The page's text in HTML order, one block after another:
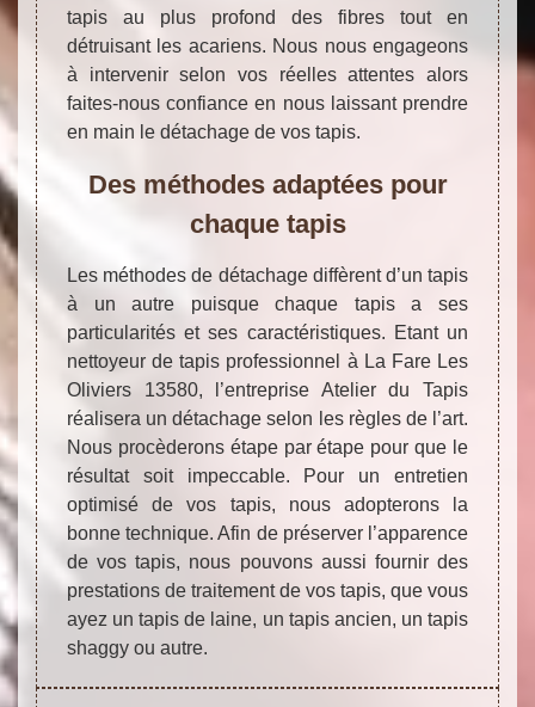
tapis au plus profond des fibres tout en
détruisant les acariens. Nous nous engageons
à intervenir selon vos réelles attentes alors
faites-nous confiance en nous laissant prendre
en main le détachage de vos tapis.
Des méthodes adaptées pour
chaque tapis
Les méthodes de détachage diffèrent d’un tapis
à un autre puisque chaque tapis a ses
particularités et ses caractéristiques. Etant un
nettoyeur de tapis professionnel à La Fare Les
Oliviers 13580, l’entreprise Atelier du Tapis
réalisera un détachage selon les règles de l’art.
Nous procèderons étape par étape pour que le
résultat soit impeccable. Pour un entretien
optimisé de vos tapis, nous adopterons la
bonne technique. Afin de préserver l’apparence
de vos tapis, nous pouvons aussi fournir des
prestations de traitement de vos tapis, que vous
ayez un tapis de laine, un tapis ancien, un tapis
shaggy ou autre.